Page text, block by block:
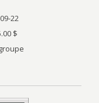
22
$